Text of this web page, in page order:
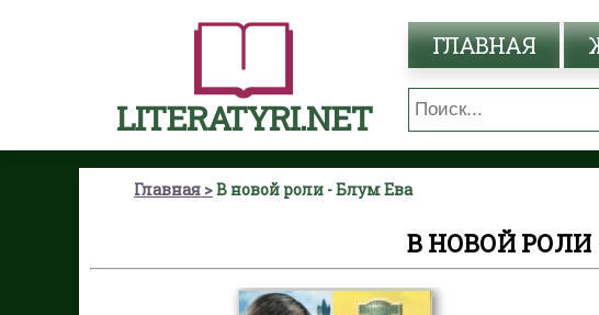
LITERATYRI.NET
ГЛАВНАЯ
Главная В новой роли - Блум Ева
В НОВОЙ РОЛИ